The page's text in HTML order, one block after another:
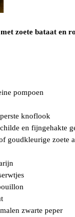
met zoete bataat en
pompoen
knoflook
en fijngehakte
goudkleurige zoete
zwarte peper